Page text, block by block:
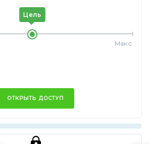
Цель
Макс.
ОТКРЫТЬ ДОСТУП